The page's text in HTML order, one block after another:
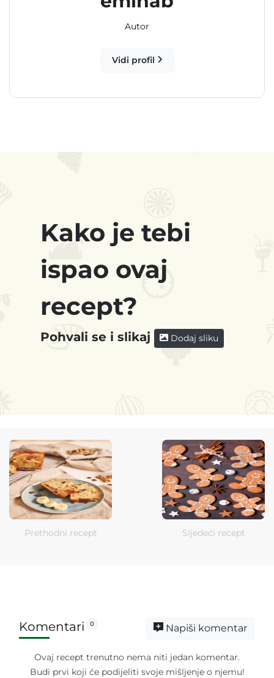
Autor
Vidi profil
Kako je tebi
ispao ovaj
recept?
Pohvali se i slikaj Dodaj sliku
Prethodni recept Sljedeći recept
Komentari 0 Napiši komentar
Ovaj recept trenutno nema niti jedan komentar.
Budi prvi koji će podijeliti svoje mišljenje o njemu!